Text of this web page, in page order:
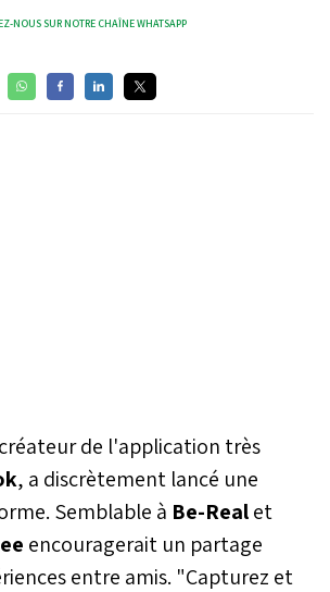
NOUS SUR NOTRE CHAÎNE WHATSAPP
de l'application très
, a discrètement lancé une
Semblable à Be-Realet
encouragerait un partage
entre amis. "Capturez et